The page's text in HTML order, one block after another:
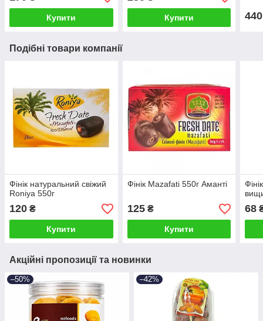
Купити Купити 440
Подібні товари компанії
Фінік натуральний свіжий
Roniya 550г
120 ₴
Купити
Фінік Mazafati 550г Аманті
125₴
Купити
68
Акційні пропозиції та новинки
–50% –42%